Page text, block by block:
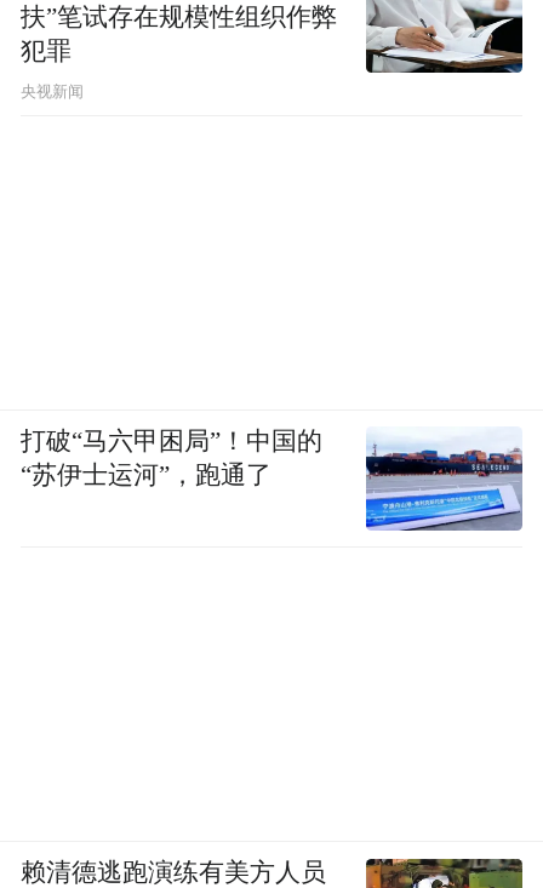
扶”笔试存在规模性组织作弊
犯罪
央视新闻
打破“马六甲困局”！中国的
“苏伊士运河”，跑通了
赖清德逃跑演练有美方人员